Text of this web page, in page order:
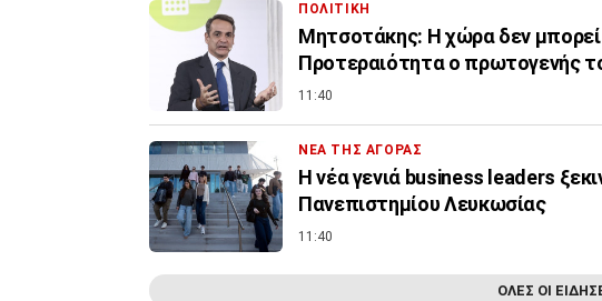
ΠΟΛΙΤΙΚΗ
Μητσοτάκης: Η χώρα δεν μπορεί
Προτεραιότητα ο πρωτογενής
11:40
ΝΕΑ ΤΗΣ ΑΓΟΡΑΣ
Η νέα γενιά business leaders
Πανεπιστημίου Λευκωσίας
11:40
ΟΛΕΣ ΟΙ